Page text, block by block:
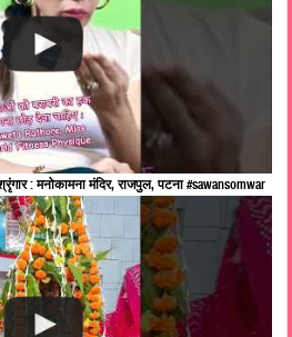
: मनोकामना मंदिर, राजपुल, पटना #sawansomwar